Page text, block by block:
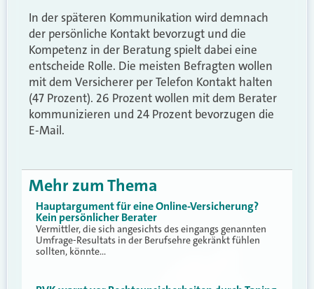
In der späteren Kommunikation wird demnach
der persönliche Kontakt bevorzugt und die
Kompetenz in der Beratung spielt dabei eine
entscheide Rolle. Die meisten Befragten wollen
mit dem Versicherer per Telefon Kontakt halten
(47 Prozent). 26 Prozent wollen mit dem Berater
kommunizieren und 24 Prozent bevorzugen die
E-Mail.
Mehr zum Thema
Hauptargument für eine Online-Versicherung?
Kein persönlicher Berater
Vermittler, die sich angesichts des eingangs genannten
Umfrage-Resultats in der Berufsehre gekränkt fühlen
sollten, könnte…